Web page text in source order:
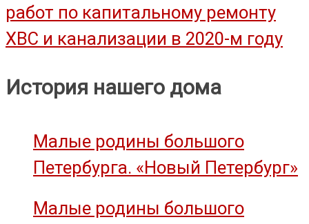
по
записям
работ по капитальному ремонту
ХВС и канализации в 2020-м году
История нашего дома
Малые родины большого
Петербурга. «Новый Петербург»
Малые родины большого